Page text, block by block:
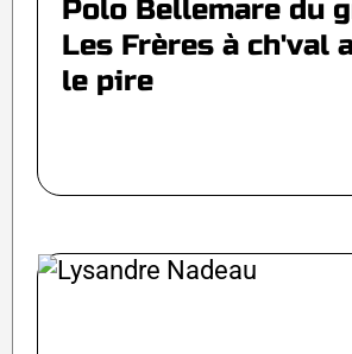
Polo Bellemare du
Les Frères à ch'val
le pire